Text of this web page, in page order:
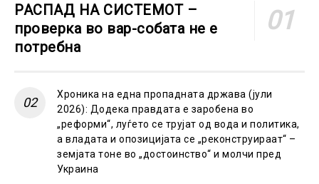
РАСПАД НА СИСТЕМОТ –
проверка во вар-собата не е
потребна
Хроника на една пропадната држава (јули
2026): Додека правдата е заробена во
„реформи“, луѓето се трујат од вода и политика,
а владата и опозицијата се „реконструираат“ –
земјата тоне во „достоинство“ и молчи пред
Украина